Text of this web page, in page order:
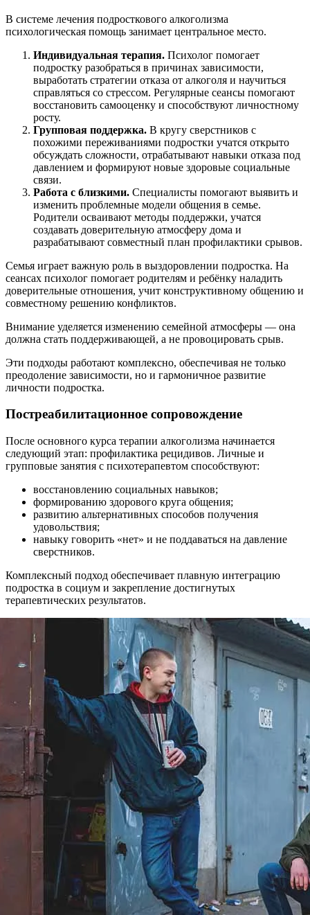
В системе лечения подросткового алкоголизма
психологическая помощь занимает центральное место.
Индивидуальная терапия. Психолог помогает
подростку разобраться в причинах зависимости,
выработать стратегии отказа от алкоголя и научиться
справляться со стрессом. Регулярные сеансы помогают
восстановить самооценку и способствуют личностному
росту.
Групповая поддержка. В кругу сверстников с
похожими переживаниями подростки учатся открыто
обсуждать сложности, отрабатывают навыки отказа под
давлением и формируют новые здоровые социальные
связи.
Работа с близкими. Специалисты помогают выявить и
изменить проблемные модели общения в семье.
Родители осваивают методы поддержки, учатся
создавать доверительную атмосферу дома и
разрабатывают совместный план профилактики срывов.
Семья играет важную роль в выздоровлении подростка. На
сеансах психолог помогает родителям и ребёнку наладить
доверительные отношения, учит конструктивному общению и
совместному решению конфликтов.
Внимание уделяется изменению семейной атмосферы — она
должна стать поддерживающей, а не провоцировать срыв.
Эти подходы работают комплексно, обеспечивая не только
преодоление зависимости, но и гармоничное развитие
личности подростка.
Постреабилитационное сопровождение
После основного курса терапии алкоголизма начинается
следующий этап: профилактика рецидивов. Личные и
групповые занятия с психотерапевтом способствуют:
восстановлению социальных навыков;
формированию здорового круга общения;
развитию альтернативных способов получения
удовольствия;
навыку говорить «нет» и не поддаваться на давление
сверстников.
Комплексный подход обеспечивает плавную интеграцию
подростка в социум и закрепление достигнутых
терапевтических результатов.